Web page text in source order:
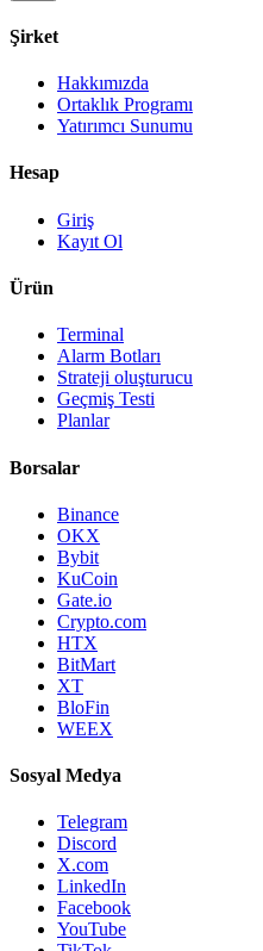
Şirket
Hakkımızda
Ortaklık Programı
Yatırımcı Sunumu
Hesap
Giriş
Kayıt Ol
Ürün
Terminal
Alarm Botları
Strateji oluşturucu
Geçmiş Testi
Planlar
Borsalar
Binance
OKX
Bybit
KuCoin
Gate.io
Crypto.com
HTX
BitMart
XT
BloFin
WEEX
Sosyal Medya
Telegram
Discord
X.com
LinkedIn
Facebook
YouTube